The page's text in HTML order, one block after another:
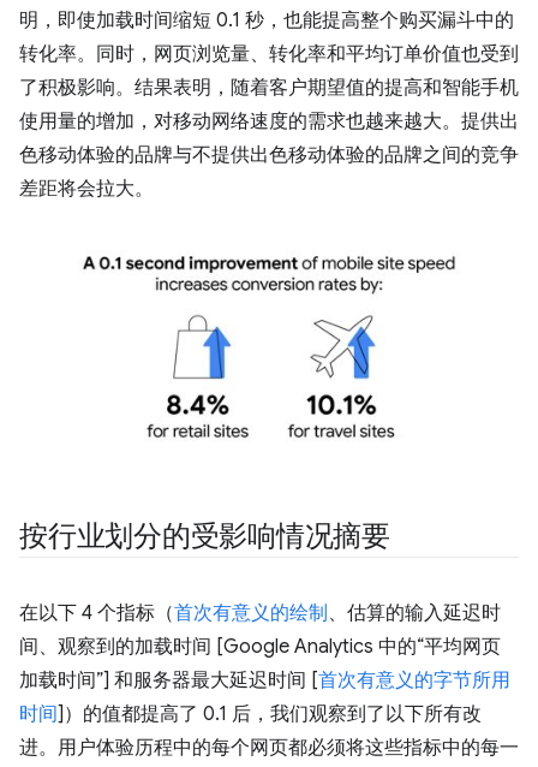
明，即使加载时间缩短 0.1 秒，也能提高整个购买漏斗中的
转化率。同时，网页浏览量、转化率和平均订单价值也受到
了积极影响。结果表明，随着客户期望值的提高和智能手机
使用量的增加，对移动网络速度的需求也越来越大。提供出
色移动体验的品牌与不提供出色移动体验的品牌之间的竞争
差距将会拉大。
按行业划分的受影响情况摘要
在以下 4 个指标（首次有意义的绘制、估算的输入延迟时
间、观察到的加载时间 [Google Analytics 中的“平均网页
加载时间”] 和服务器最大延迟时间 [首次有意义的字节所用
时间]）的值都提高了 0.1 后，我们观察到了以下所有改
进。 用户体验历程中的每个网页都必须将这些指标中的每一